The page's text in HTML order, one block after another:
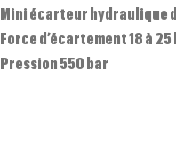
Mini écarteur hydraulique
Force d’écartement 18 à 25
Pression 550 bar